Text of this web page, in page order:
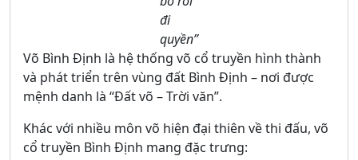
đi
quyền”
Võ Bình Định là hệ thống võ cổ truyền hình thành
và phát triển trên vùng đất Bình Định – nơi được
mệnh danh là “Đất võ – Trời văn”.
Khác với nhiều môn võ hiện đại thiên về thi đấu, võ
cổ truyền Bình Định mang đặc trưng: